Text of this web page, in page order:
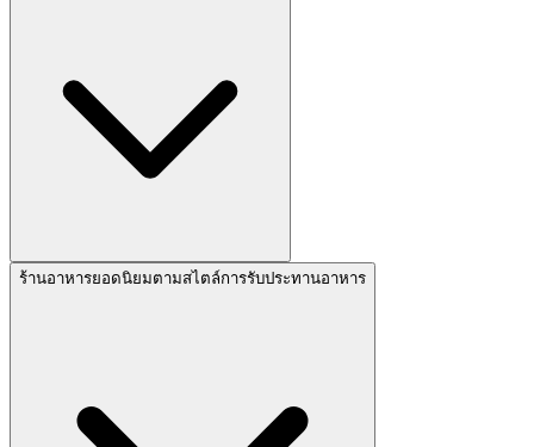
ร้านอาหารยอดนิยมตามสไตล์การรับประทานอาหาร